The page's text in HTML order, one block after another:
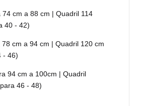
74 cm a 88 cm | Quadril 114
40 - 42)
cm a 94 cm | Quadril 120 cm
- 46)
94 cm a 100cm | Quadril
46 - 48)